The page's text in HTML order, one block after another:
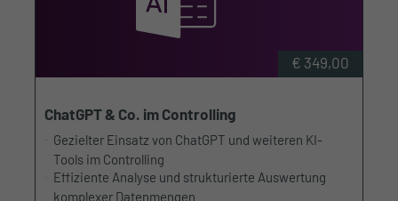
€ 349,00
ChatGPT & Co. im Controlling
Gezielter Einsatz von ChatGPT und weiteren KI-
Tools im Controlling
Effiziente Analyse und strukturierte Auswertung
komplexer Datenmengen